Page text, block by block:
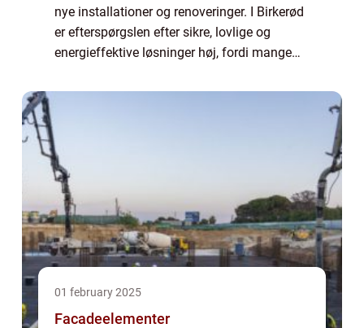
nye installationer og renoveringer. I Birkerød
er efterspørgslen efter sikre, lovlige og
energieffektive løsninger høj, fordi mange
moderne el-behov. Når strø...
01 february 2025
Facadeelementer